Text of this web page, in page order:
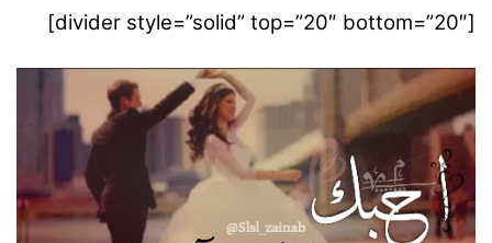
[divider style=”solid” top=”20″ bottom=”20″]